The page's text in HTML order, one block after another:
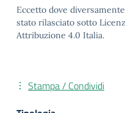
Eccetto dove
stato rilasciato sotto
Attribuzione 4.0 Italia.
Stampa / Condividi